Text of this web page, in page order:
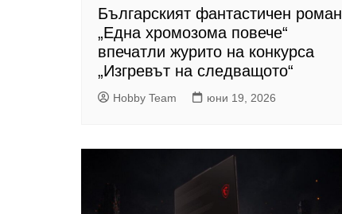
Българският фантастичен роман
„Една хромозома повече“
впечатли журито на конкурса
„Изгревът на следващото“
Hobby Team юни 19, 2026